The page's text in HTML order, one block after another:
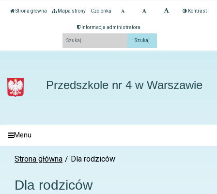
Strona główna Mapa strony Czcionka Kontrast
Informacja administratora
Przedszkole nr 4 w Warszawie
Menu
Strona główna Dla rodziców
Dla rodziców